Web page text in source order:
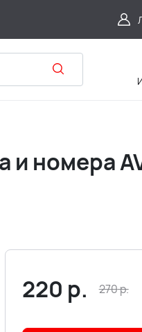
и номера
220 р. 270р.